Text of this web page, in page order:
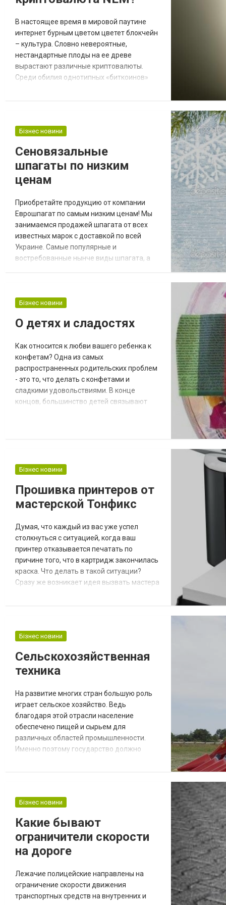
ассортиментом можно в online...
В настоящее время в мировой паутине
интернет бурным цветом цветет блокчейн
– культура. Словно невероятные,
нестандартные плоды на ее древе
вырастают различные криптовалюты.
Среди обилия однотипных «биткоинов»
рейтинге стоимости данные денежные
Чем же интересна пользователям кри...
Бізнес новини
Сеновязальные
шпагаты по низким
ценам
Приобретайте продукцию от компании
Еврошпагат по самым низким ценам! Мы
занимаемся продажей шпагата от всех
известных марок с доставкой по всей
Украине. Самые популярные и
востребованные нынче виды шпагата, а
продукцию данного типа не просто в
мошенниками и безответственными
репутацию,...
Бізнес новини
О детях и сладостях
Как относится к любви вашего ребенка к
конфетам? Одна из самых
распространенных родительских проблем
- это то, что делать с конфетами и
сладкими удовольствиями. В конце
концов, большинство детей связывают
вздрагивать при мысли о том, что ждет их
Бізнес новини
Прошивка принтеров от
мастерской Тонфикс
Думая, что каждый из вас уже успел
столкнуться с ситуацией, когда ваш
принтер отказывается печатать по
причине того, что в картридж закончилась
краска. Что делать в такой ситуации?
Сразу же возникает идея вызвать мастера
работал, необходимо заменить прошивку
прошивку? В ка...
Бізнес новини
Сельскохозяйственная
техника
На развитие многих стран большую роль
играет сельское хозяйство. Ведь
благодаря этой отрасли население
обеспечено пищей и сырьем для
различных областей промышленности.
Именно поэтому государство должно
мероприятий сельского хозяйства.
Выделяют различные виды техники:
машины для обработки почвы перед
посевом, для посева куль...
Бізнес новини
Какие бывают
ограничители скорости
на дороге
Лежачие полицейские направлены на
ограничение скорости движения
транспортных средств на внутренних и